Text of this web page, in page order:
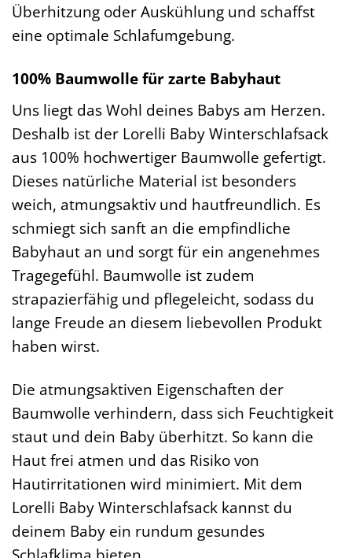
Überhitzung oder Auskühlung und schaffst
eine optimale Schlafumgebung.
100% Baumwolle für zarte Babyhaut
Uns liegt das Wohl deines Babys am Herzen.
Deshalb ist der Lorelli Baby Winterschlafsack
aus 100% hochwertiger Baumwolle gefertigt.
Dieses natürliche Material ist besonders
weich, atmungsaktiv und hautfreundlich. Es
schmiegt sich sanft an die empfindliche
Babyhaut an und sorgt für ein angenehmes
Tragegefühl. Baumwolle ist zudem
strapazierfähig und pflegeleicht, sodass du
lange Freude an diesem liebevollen Produkt
haben wirst.
Die atmungsaktiven Eigenschaften der
Baumwolle verhindern, dass sich Feuchtigkeit
staut und dein Baby überhitzt. So kann die
Haut frei atmen und das Risiko von
Hautirritationen wird minimiert. Mit dem
Lorelli Baby Winterschlafsack kannst du
deinem Baby ein rundum gesundes